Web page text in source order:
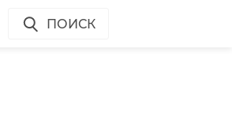
ПОИСК